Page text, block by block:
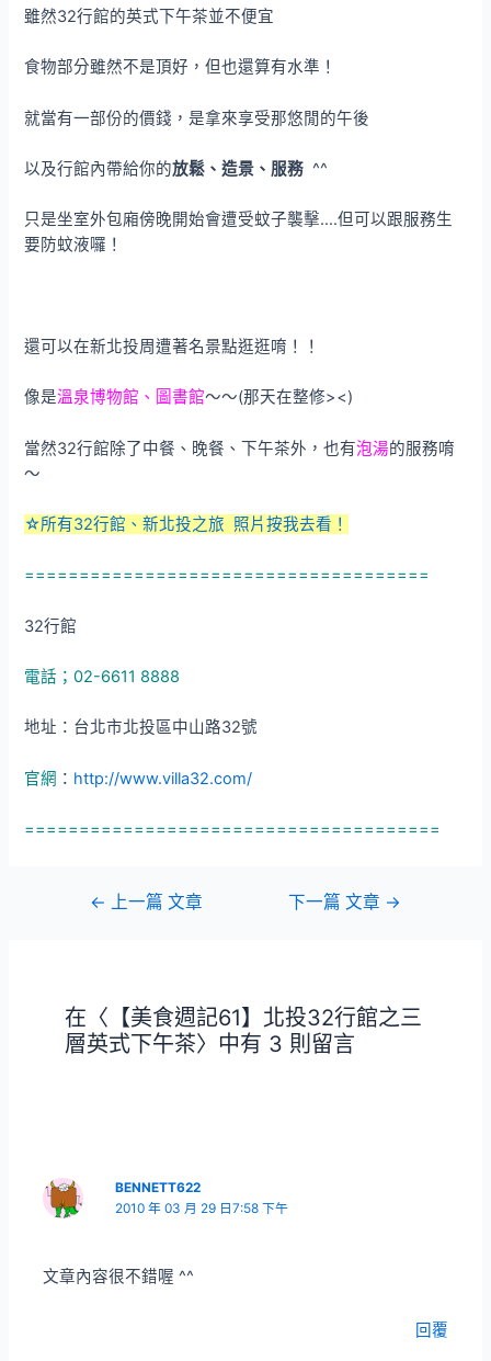
雖然32行館的英式下午茶並不便宜
食物部分雖然不是頂好，但也還算有水準！
就當有一部份的價錢，是拿來享受那悠閒的午後
以及行館內帶給你的放鬆、造景、服務 ^^
只是坐室外包廂傍晚開始會遭受蚊子襲擊….但可以跟服務生
要防蚊液囉！
還可以在新北投周遭著名景點逛逛唷！！
像是溫泉博物館、圖書館～～(那天在整修><)
當然32行館除了中餐、晚餐、下午茶外，也有泡湯的服務唷
～
☆所有32行館、新北投之旅 照片按我去看！
=====================================
32行館
電話；02-6611 8888
地址：台北市北投區中山路32號
官網 ： http://www.villa32.com/
======================================
← 上一篇 文章 下一篇 文章 →
在〈【美食週記61】北投32行館之三
層英式下午茶〉中有 3 則留言
BENNETT622
2010 年 03 月 29 日7:58 下午
文章內容很不錯喔 ^^
回覆